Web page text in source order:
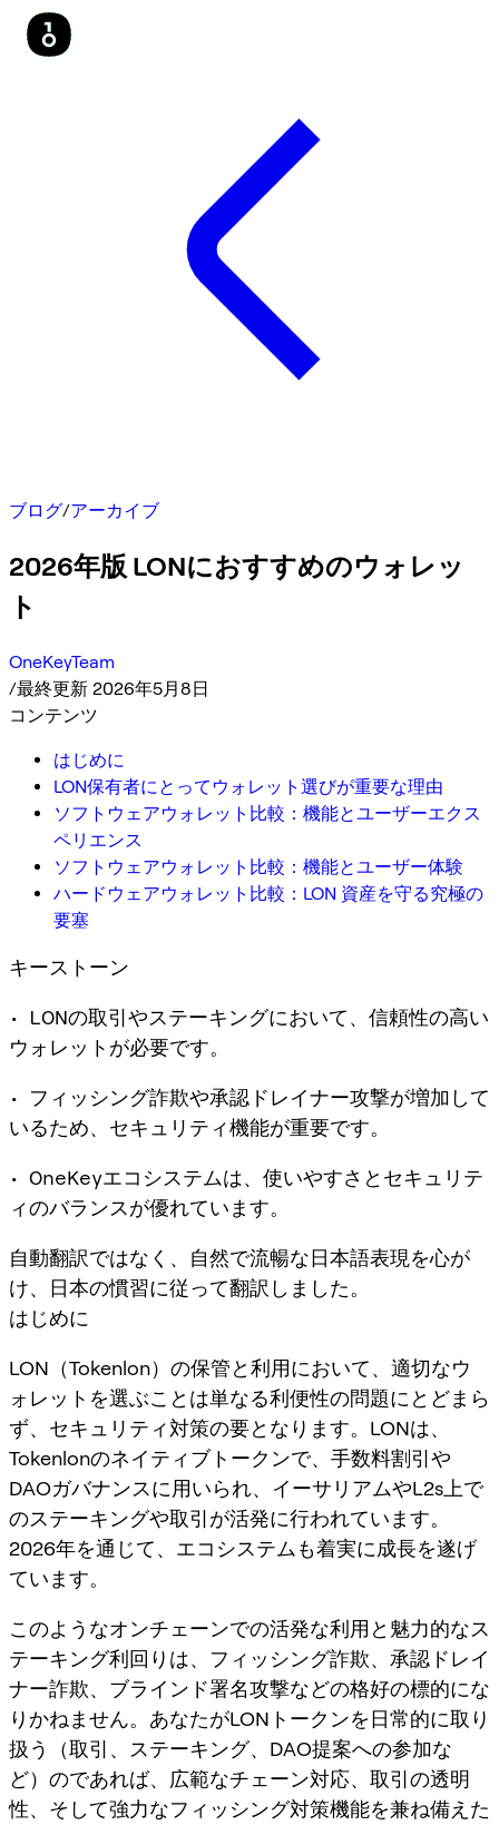
ブログ/アーカイブ
2026年版 LONにおすすめのウォレッ
ト
OneKeyTeam
/最終更新 2026年5月8日
コンテンツ
はじめに
LON保有者にとってウォレット選びが重要な理由
ソフトウェアウォレット比較：機能とユーザーエクス
ペリエンス
ソフトウェアウォレット比較：機能とユーザー体験
ハードウェアウォレット比較：LON 資産を守る究極の
要塞
キーストーン
• LONの取引やステーキングにおいて、信頼性の高い
ウォレットが必要です。
• フィッシング詐欺や承認ドレイナー攻撃が増加して
いるため、セキュリティ機能が重要です。
• OneKeyエコシステムは、使いやすさとセキュリテ
ィのバランスが優れています。
自動翻訳ではなく、自然で流暢な日本語表現を心が
け、日本の慣習に従って翻訳しました。
はじめに
LON（Tokenlon）の保管と利用において、適切なウ
ォレットを選ぶことは単なる利便性の問題にとどまら
ず、セキュリティ対策の要となります。LONは、
Tokenlonのネイティブトークンで、手数料割引や
DAOガバナンスに用いられ、イーサリアムやL2s上で
のステーキングや取引が活発に行われています。
2026年を通じて、エコシステムも着実に成長を遂げ
ています。
このようなオンチェーンでの活発な利用と魅力的なス
テーキング利回りは、フィッシング詐欺、承認ドレイ
ナー詐欺、ブラインド署名攻撃などの格好の標的にな
りかねません。あなたがLONトークンを日常的に取り
扱う（取引、ステーキング、DAO提案への参加な
ど）のであれば、広範なチェーン対応、取引の透明
性、そして強力なフィッシング対策機能を兼ね備えた